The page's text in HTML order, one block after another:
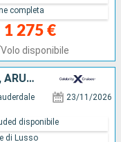
1 275 €
Volo disponibile
completa
STATI UNITI, COLOMBIA, PANAMA, ARUBA, BONAIRE
23/11/2026
disponibile
di Lusso